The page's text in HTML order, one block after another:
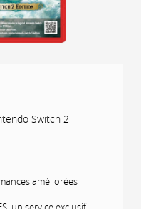
Switch 2
améliorées